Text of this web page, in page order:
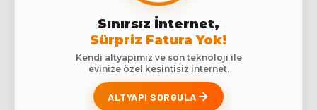
Sınırsız İnternet,
Sürpriz Fatura Yok!
Kendi altyapımız ve son teknoloji ile
evinize özel kesintisiz internet.
ALTYAPI SORGULA